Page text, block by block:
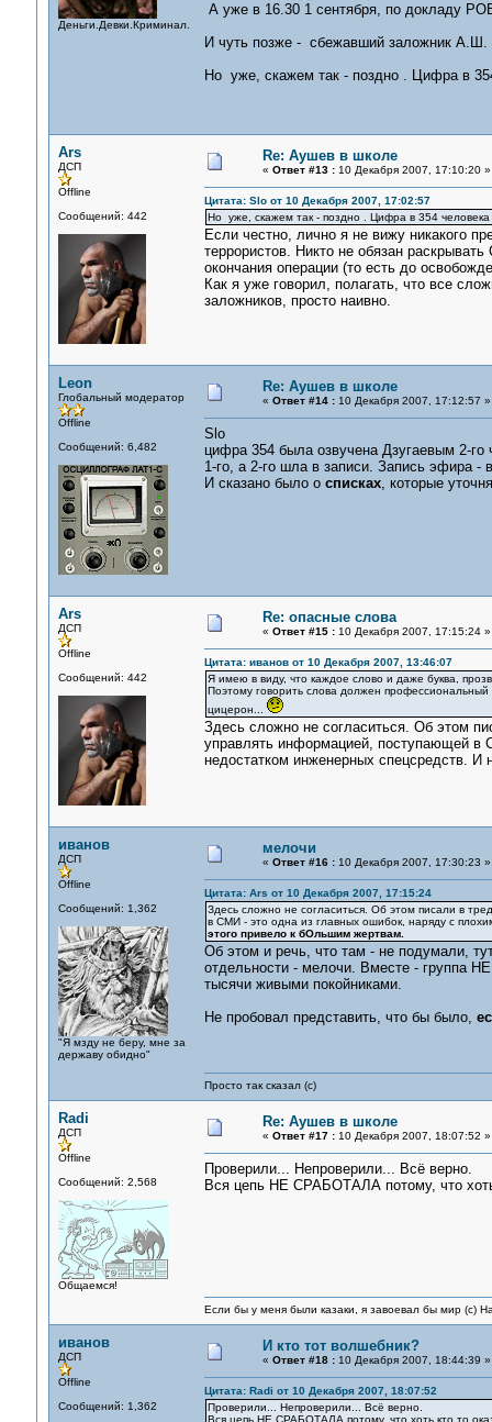
Деньги.Девки.Криминал.
А уже в 16.30 1 сентября, по докладу
И чуть позже - сбежавший заложник А.Ш.
Но уже, скажем так - поздно . Цифра в
Ars
ДСП
Offline
Сообщений: 442
Re: Аушев в школе
« Ответ #13 :10 Декабря 2007, 17:10:20 »
Цитата: Slo от 10 Декабря 2007, 17:02:57
Но уже, скажем так - поздно . Цифра в 354
Если честно, лично я не вижу никакого
террористов. Никто не обязан
окончания операции (то есть до
Как я уже говорил, полагать, что все
заложников, просто наивно.
Leon
Глобальный модератор
Offline
Сообщений: 6,482
Re: Аушев в школе
« Ответ #14 :10 Декабря 2007, 17:12:57 »
Slo
цифра 354 была озвучена Дзугаевым 2-
1-го, а 2-го шла в записи. Запись эфира
И сказано было о списках, которые
Ars
ДСП
Offline
Сообщений: 442
Re: опасные слова
« Ответ #15 :10 Декабря 2007, 17:15:24 »
Цитата: иванов от 10 Декабря 2007, 13:46:07
Я имею в виду, что каждое слово и даже буква,
Поэтому говорить слова должен
цицерон...
Здесь сложно не согласиться. Об этом
управлять информацией, поступающей в
недостатком инженерных спецсредств. И
иванов
ДСП
Offline
Сообщений: 1,362
"Я мзду не беру, мне за
державу обидно"
мелочи
« Ответ #16 :10 Декабря 2007, 17:30:23 »
Цитата: Ars от 10 Декабря 2007, 17:15:24
Здесь сложно не согласиться. Об этом писали в
в СМИ - это одна из главных ошибок, наряду с
этого привело к бОльшим жертвам.
Об этом и речь, что там - не подумали,
отдельности - мелочи. Вместе - группа
тысячи живыми покойниками.
Не пробовал представить, что бы было,
Просто так сказал (с)
Radi
ДСП
Offline
Сообщений: 2,568
Общаемся!
Re: Аушев в школе
« Ответ #17 :10 Декабря 2007, 18:07:52 »
Проверили... Непроверили... Всё верно.
Вся цепь НЕ СРАБОТАЛА потому, что
Если бы у меня были казаки, я завоевал бы мир (с)
иванов
ДСП
Offline
Сообщений: 1,362
И кто тот волшебник?
« Ответ #18 :10 Декабря 2007, 18:44:39 »
Цитата: Radi от 10 Декабря 2007, 18:07:52
Проверили... Непроверили... Всё верно.
Вся цепь НЕ СРАБОТАЛА потому, что хоть кто то